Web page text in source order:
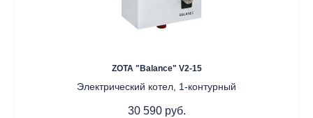
ZOTA "Balance" V2-15
Электрический котел, 1-контурный
30 590 руб.